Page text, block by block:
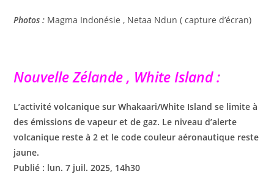
Photos : Magma Indonésie , Netaa Ndun ( capture d’écran)
Nouvelle Zélande , White Island :
L’activité volcanique sur Whakaari/White Island se limite à
des émissions de vapeur et de gaz. Le niveau d’alerte
volcanique reste à 2 et le code couleur aéronautique reste
jaune.
Publié : lun. 7 juil. 2025, 14h30